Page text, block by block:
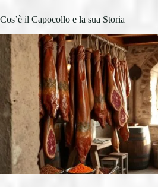
Cos’è il Capocollo e la sua Storia